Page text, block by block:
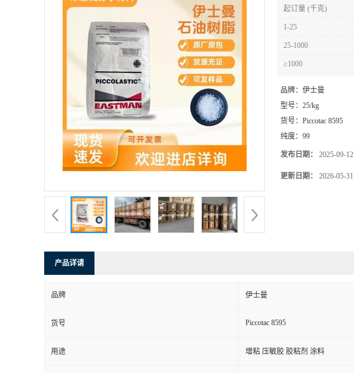
起订量 (千克)
1-25
25-1000
≥1000
品牌： 伊士曼
型号： 25/kg
货号： Piccotac 8595
纯度： 99
发布日期： 2025-09-12
更新日期： 2026-05-31
产品详请
品牌 伊士曼
货号 Piccotac 8595
用途 增粘 压敏胶 胶粘剂 涂料